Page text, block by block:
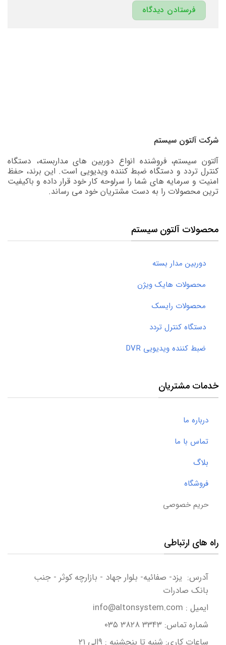
شرکت آلتون سیستم
آلتون سیستم، فروشنده انواع دوربین های مداربسته، دستگاه
کنترل تردد و دستگاه ضبط کننده ویدیویی است. این برند، حفظ
امنیت و سرمایه های شما را سرلوحه کار خود قرار داده و باکیفیت
ترین محصولات را به دست مشتریان خود می رساند.
محصولات آلتون سیستم
دوربین مدار بسته
محصولات هایک ویژن
محصولات رایسک
دستگاه کنترل تردد
ضبط کننده ویدیویی DVR
خدمات مشتریان
درباره ما
تماس با ما
بلاگ
فروشگاه
حریم خصوصی
راه های ارتباطی
آدرس: یزد- صفائیه- بلوار جهاد - بازارچه کوثر - جنب
بانک صادرات
ایمیل : info@altonsystem.com
شماره تماس: ۳۳۴۳ 3۸۲۸ ۰۳۵